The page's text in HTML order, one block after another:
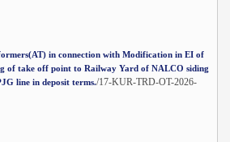
in connection with Modification in EI of
of take off point to Railway Yard of NALCO siding
line in deposit terms./17-KUR-TRD-OT-2026-